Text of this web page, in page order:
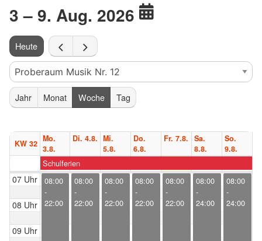
3 – 9. Aug. 2026
Heute
Jahr Monat Woche Tag
KW 32 Mo.
3.8.
Di. 4.8. Mi.
5.8.
Do.
6.8.
Fr. 7.8.
Sa.
8.8.
So.
9.8.
Schulferien
07 Uhr
08 Uhr
09 Uhr
08:00
-
22:00
08:00
-
22:00
08:00
-
22:00
08:00
-
22:00
08:00
-
22:00
08:00
-
24:00
08:00
-
24:00